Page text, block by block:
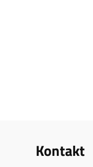
Kontakt